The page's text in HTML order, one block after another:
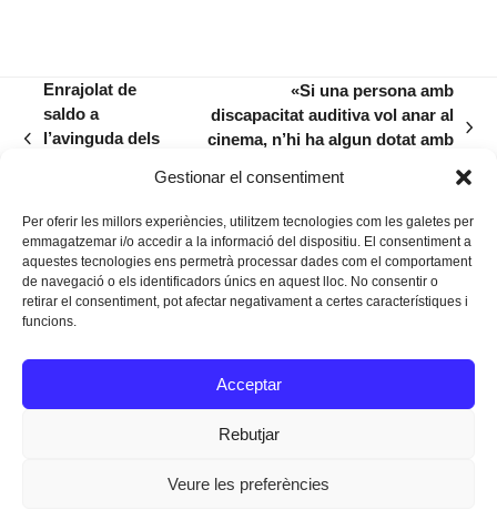
Gestionar el consentiment
Per oferir les millors experiències, utilitzem tecnologies com les galetes per
emmagatzemar i/o accedir a la informació del dispositiu. El consentiment a
aquestes tecnologies ens permetrà processar dades com el comportament
de navegació o els identificadors únics en aquest lloc. No consentir o
retirar el consentiment, pot afectar negativament a certes característiques i
funcions.
Acceptar
Rebutjar
Veure les preferències
previous
Enrajolat de
saldo a
l’avinguda dels
next
«Si una persona amb
discapacitat auditiva vol anar al
cinema, n’hi ha algun dotat amb
Instagram
Facebook
Twitter
Texts Legals